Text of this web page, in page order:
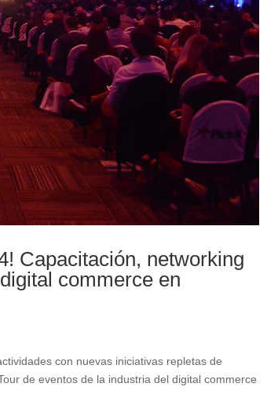
Capacitación, networking
commerce en
con nuevas iniciativas repletas de
de eventos de la industria del digital commerce